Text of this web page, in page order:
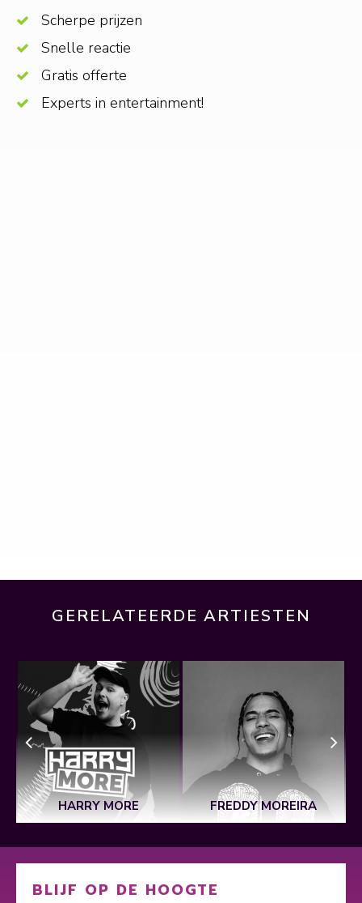
Scherpe prijzen
Snelle reactie
Gratis offerte
Experts in entertainment!
GERELATEERDE ARTIESTEN
HARRY MORE FREDDY MOREIRA
BLIJF OP DE HOOGTE